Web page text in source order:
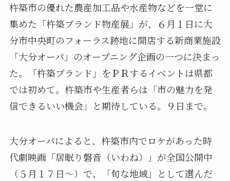
杵築市の優れた農産加工品や水産物などを一堂に
集めた「杵築ブランド物産展」が、６月１日に大
分市中央町のフォーラス跡地に開店する新商業施設
「大分オーパ」のオープニング企画の一つに決まっ
た。「杵築ブランド」をＰＲするイベントは県都
では初めて。杵築市や生産者らは「市の魅力を発
信できるいい機会」と期待している。９日まで。
大分オーパによると、杵築市内でロケがあった時
代劇映画「居眠り磐音（いわね）」が全国公開中
（５月１７日～）で、「旬な地域」として選んだ